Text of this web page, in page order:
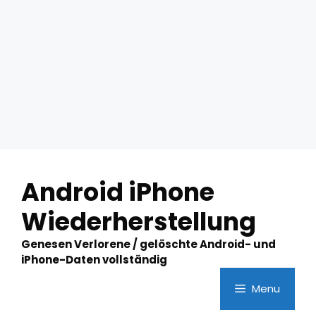
contentAndroid iPhone
Wiederherstellung
Genesen Verlorene / gelöschte Android- und
iPhone-Daten vollständig
Menu